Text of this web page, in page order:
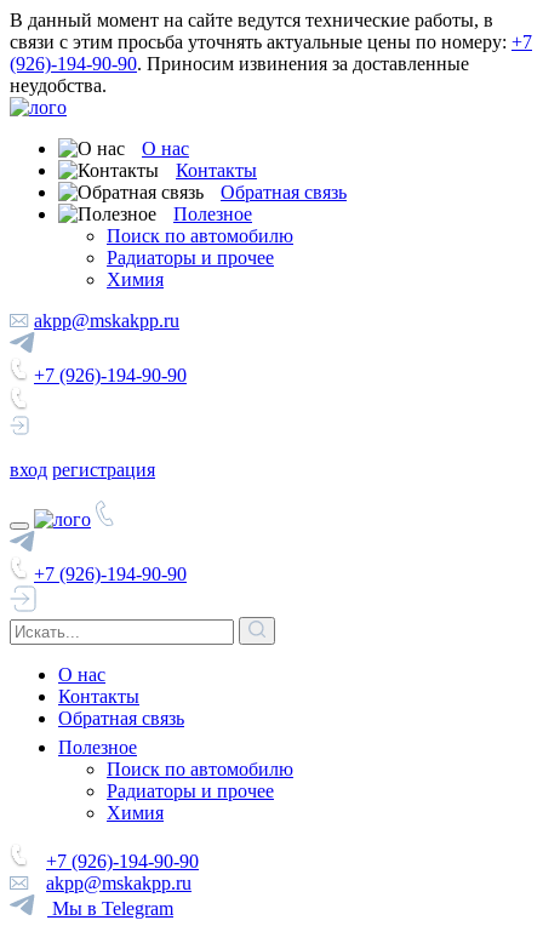
В данный момент на сайте ведутся технические работы, в
связи с этим просьба уточнять актуальные цены по номеру: +7
(926)-194-90-90. Приносим извинения за доставленные
неудобства.
О нас
Контакты
Обратная связь
Полезное
Поиск по автомобилю
Радиаторы и прочее
Химия
akpp@mskakpp.ru
+7 (926)-194-90-90
вход регистрация
+7 (926)-194-90-90
О нас
Контакты
Обратная связь
Полезное
Поиск по автомобилю
Радиаторы и прочее
Химия
+7 (926)-194-90-90
akpp@mskakpp.ru
Мы в Telegram